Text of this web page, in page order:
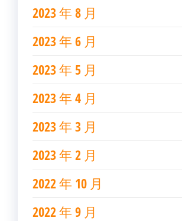
2023 年 8 月
2023 年 6 月
2023 年 5 月
2023 年 4 月
2023 年 3 月
2023 年 2 月
2022 年 10 月
2022 年 9 月